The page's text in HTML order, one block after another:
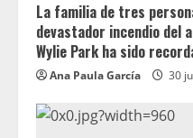
La familia de tres
devastador incendio del
Wylie Park ha sido
Ana Paula García 30